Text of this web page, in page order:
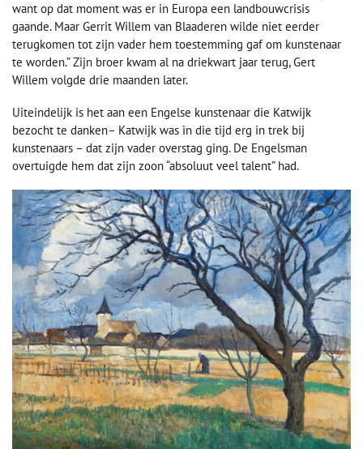
want op dat moment was er in Europa een landbouwcrisis
gaande. Maar Gerrit Willem van Blaaderen wilde niet eerder
terugkomen tot zijn vader hem toestemming gaf om kunstenaar
te worden.” Zijn broer kwam al na driekwart jaar terug, Gert
Willem volgde drie maanden later.
Uiteindelijk is het aan een Engelse kunstenaar die Katwijk
bezocht te danken– Katwijk was in die tijd erg in trek bij
kunstenaars – dat zijn vader overstag ging. De Engelsman
overtuigde hem dat zijn zoon “absoluut veel talent” had.